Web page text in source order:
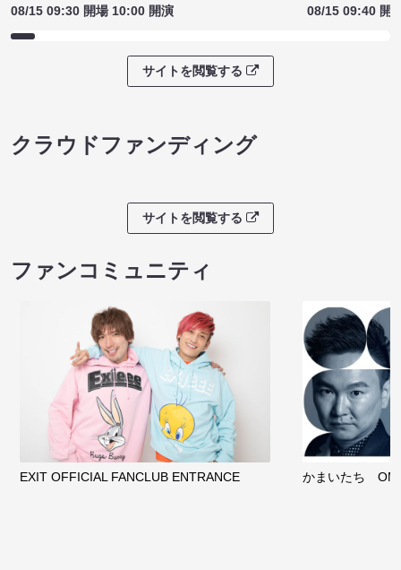
08/15 09:30 開場 10:00 開演
08/15 09:40 開
サイトを閲覧する
クラウドファンディング
サイトを閲覧する
ファンコミュニティ
EXIT OFFICIAL FANCLUB ENTRANCE かまいたち